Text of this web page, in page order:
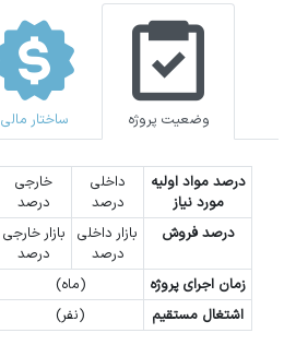
وضعیت پروژه ساختار مالی
درصد مواد اولیه
مورد نیاز
داخلی
درصد
خارجی
درصد
درصد فروش
بازار داخلی
درصد
بازار خارجی
درصد
زمان اجرای پروژه
(ماه)
اشتغال مستقیم
(نفر)